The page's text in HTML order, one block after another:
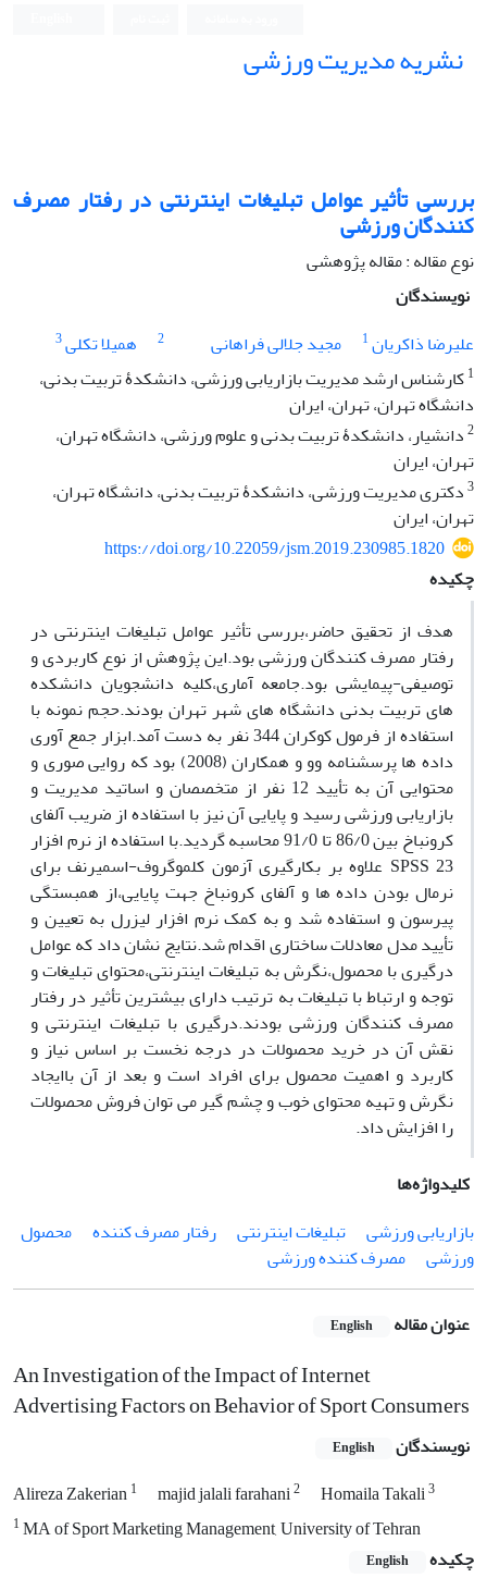
نشریه مدیریت ورزشی
بررسی تأثیر عوامل تبلیغات اینترنتی در رفتار مصرف
کنندگان ورزشی
نوع مقاله : مقاله پژوهشی
نویسندگان
علیرضا ذاکریان1 مجید جلالی فراهانی 2 همیلا تکلی3
1کارشناس ارشد مدیریت بازاریابی ورزشی، دانشکدۀ تربیت بدنی،
دانشگاه تهران، تهران، ایران
2دانشیار، دانشکدۀ تربیت بدنی و علوم ورزشی، دانشگاه تهران،
تهران، ایران
3دکتری مدیریت ورزشی، دانشکدۀ تربیت بدنی، دانشگاه تهران،
تهران، ایران
https://doi.org/10.22059/jsm.2019.230985.1820
چکیده
هدف از تحقیق حاضر،بررسی تأثیر عوامل تبلیغات اینترنتی در
رفتار مصرف کنندگان ورزشی بود.این پژوهش از نوع کاربردی و
توصیفی-پیمایشی بود.جامعه آماری،کلیه دانشجویان دانشکده
های تربیت بدنی دانشگاه های شهر تهران بودند.حجم نمونه با
استفاده از فرمول کوکران 344 نفر به دست آمد.ابزار جمع آوری
داده ها پرسشنامه وو و همکاران (2008) بود که روایی صوری و
محتوایی آن به تأیید 12 نفر از متخصصان و اساتید مدیریت و
بازاریابی ورزشی رسید و پایایی آن نیز با استفاده از ضریب آلفای
کرونباخ بین 86/0 تا 91/0 محاسبه گردید.با استفاده از نرم افزار
SPSS 23 علاوه بر بکارگیری آزمون کلموگروف-اسمیرنف برای
نرمال بودن داده ها و آلفای کرونباخ جهت پایایی،از همبستگی
پیرسون و استفاده شد و به کمک نرم افزار لیزرل به تعیین و
تأیید مدل معادلات ساختاری اقدام شد.نتایج نشان داد که عوامل
درگیری با محصول،نگرش به تبلیغات اینترنتی،محتوای تبلیغات و
توجه و ارتباط با تبلیغات به ترتیب دارای بیشترین تأثیر در رفتار
مصرف کنندگان ورزشی بودند.درگیری با تبلیغات اینترنتی و
نقش آن در خرید محصولات در درجه نخست بر اساس نیاز و
کاربرد و اهمیت محصول برای افراد است و بعد از آن باایجاد
نگرش و تهیه محتوای خوب و چشم گیر می توان فروش محصولات
را افزایش داد.
کلیدواژه‌ها
بازاریابی ورزشی
تبلیغات اینترنتی رفتار مصرف کننده
محصول
ورزشی
مصرف کننده ورزشی
عنوان مقاله English
An Investigation of the Impact of Internet
Advertising Factors on Behavior of Sport Consumers
نویسندگان English
Alireza Zakerian1 majid jalali farahani2 Homaila Takali3
1MA of Sport Marketing Management, University of Tehran
چکیده
English